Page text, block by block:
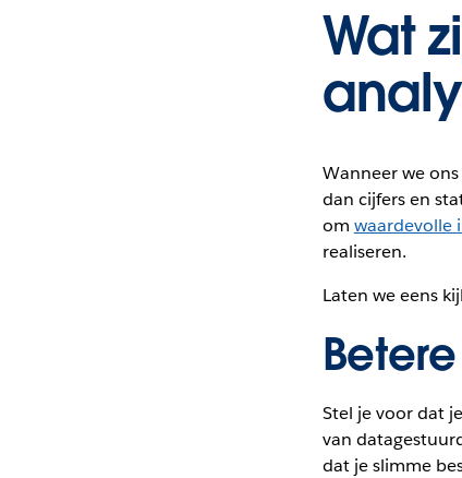
Wat
Wanneer we
dan cijfers en
om waardevolle
realiseren.
Laten we eens
Stel je voor dat
van
dat je slimme